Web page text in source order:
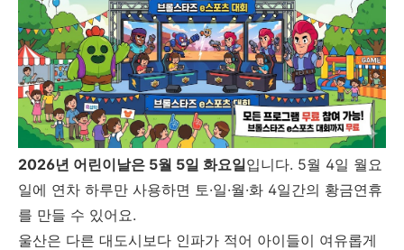
2026년 어린이날은 5월 5일 화요일입니다. 5월 4일 월요
일에 연차 하루만 사용하면 토·일·월·화 4일간의 황금연휴
를 만들 수 있어요.
울산은 다른 대도시보다 인파가 적어 아이들이 여유롭게